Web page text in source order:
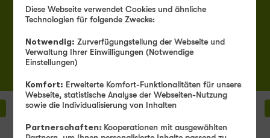
5G Mobilfunk-Tarife
10 GB
6,99 €
20 GB
8,99 €
40 GB 60 GB Unlimited
336
sparen
AKTION
NUR BIS
€
Diese Webseite verwendet Cookies und ähnliche
Technologien für folgende Zwecke:
Notwendig: Zurverfügungstellung der Webseite und
Verwaltung Ihrer Einwilligungen (Notwendige
Einstellungen)
Komfort: Erweiterte Komfort-Funktionalitäten für unsere
Webseite, statistische Analyse der Webseiten-Nutzung
sowie die Individualisierung von Inhalten
Partnerschaften: Kooperationen mit ausgewählten